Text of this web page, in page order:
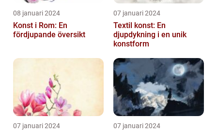
08 januari 2024
Konst i Rom: En
fördjupande översikt
07 januari 2024
Textil konst: En
djupdykning i en unik
konstform
07 januari 2024 07 januari 2024